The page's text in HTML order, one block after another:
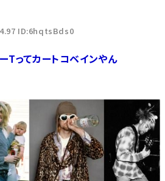
ID:6hqtsBds0
Tってカートコベインやん